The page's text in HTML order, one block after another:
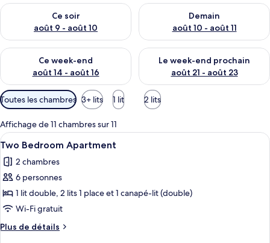
Ce soir
août 9 - août 10
Vérifier la disponibilité pour ce soir août 9 - août 10
Demain
août 10 - août 11
Vérifier la disponibilité pour
Ce week-end
août 14 - août 16
Vérifier la disponibilité pour ce week-end août 14 - août 16
Le week-end prochain
août 21 - août 23
Vérifier la disponibilité pour
Filtres
disponibles
pour
les
chambres
Toutes les chambres 3+ lits 1 lit 2 lits
Affichage de 11 chambres sur 11
Afficher
toutes
les
photos
pour
ce
type
de
Une chambre d’hôtel avec un lit,
5
Two Bedroom Apartment
2 chambres
6 personnes
1 lit double, 2 lits 1 place et 1 canapé-lit (double)
Wi-Fi gratuit
Plus de détails
Plus